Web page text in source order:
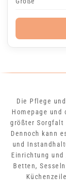
Die Pflege
Homepage
größter Sorgfalt
Dennoch kann
und
Einrichtung
Betten,